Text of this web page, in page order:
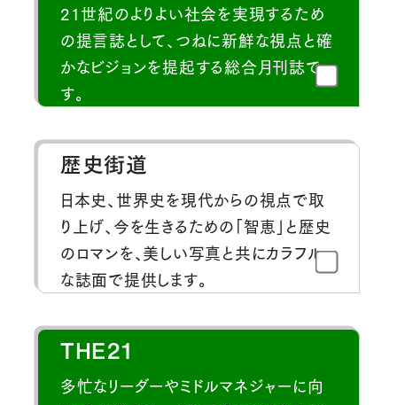
21世紀のよりよい社会を実現するため
の提言誌として、つねに新鮮な視点と確
かなビジョンを提起する総合月刊誌で
す。
歴史街道
日本史、世界史を現代からの視点で取
り上げ、今を生きるための「智恵」と歴史
のロマンを、美しい写真と共にカラフル
な誌面で提供します。
THE21
多忙なリーダーやミドルマネジャーに向